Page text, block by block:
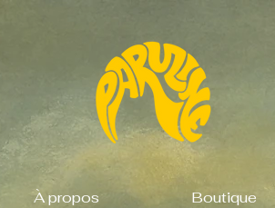
À propos Boutique